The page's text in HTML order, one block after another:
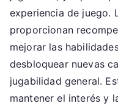
experiencia de juego.
proporcionan
mejorar las
desbloquear nuevas
jugabilidad general.
mantener el interés y